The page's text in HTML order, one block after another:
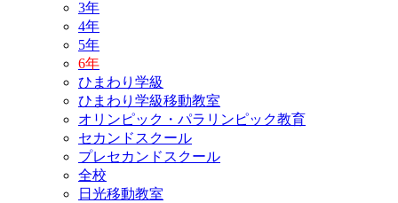
3年
4年
5年
6年
ひまわり学級
ひまわり学級移動教室
オリンピック・パラリンピック教育
セカンドスクール
プレセカンドスクール
全校
日光移動教室